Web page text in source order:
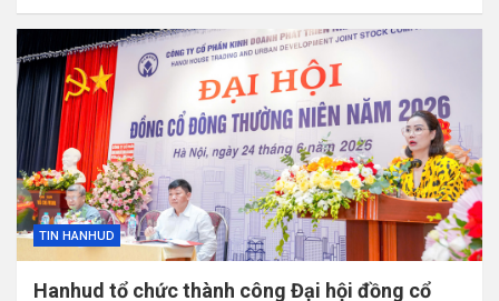
TIN HANHUD
Hanhud tổ chức thành công Đại hội đồng cổ